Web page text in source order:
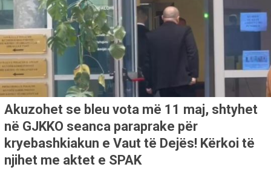
Akuzohet se bleu vota më 11 maj, shtyhet
në GJKKO seanca paraprake për
kryebashkiakun e Vaut të Dejës! Kërkoi të
njihet me aktet e SPAK